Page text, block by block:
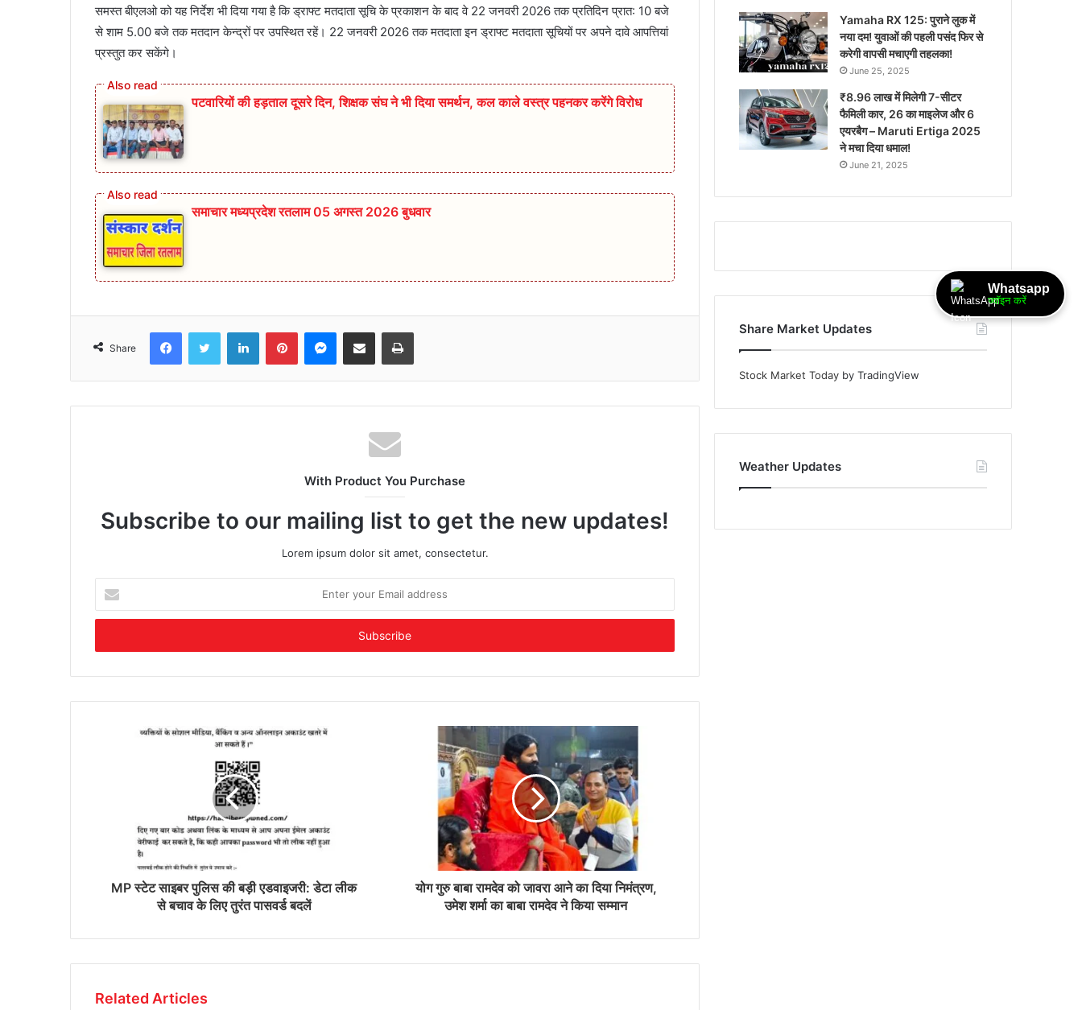
समस्त बीएलओ को यह निर्देश भी दिया गया है कि ड्राफ्ट मतदाता सूचि के प्रकाशन के बाद वे 22 जनवरी 2026 तक प्रतिदिन प्रात: 10 बजे
से शाम 5.00 बजे तक मतदान केन्द्रों पर उपस्थित रहें। 22 जनवरी 2026 तक मतदाता इन ड्राफ्ट मतदाता सूचियों पर अपने दावे आपत्तियां
प्रस्तुत कर सकेंगे।
पटवारियों की हड़ताल दूसरे दिन, शिक्षक संघ ने भी दिया समर्थन, कल काले वस्त्र पहनकर करेंगे विरोध
समाचार मध्यप्रदेश रतलाम 05 अगस्त 2026 बुधवार
Share
FacebookTwitter LinkedInPinterestMessenger
Share via Email Print
With Product You Purchase
Subscribe to our mailing list to get the new updates!
Lorem ipsum dolor sit amet, consectetur.
your
Email
MP स्टेट साइबर पुलिस की बड़ी एडवाइजरी: डेटा लीक
से बचाव के लिए तुरंत पासवर्ड बदलें
योग गुरु बाबा रामदेव को जावरा आने का दिया निमंत्रण,
उमेश शर्मा का बाबा रामदेव ने किया सम्मान
Related Articles
Yamaha RX 125: पुराने लुक में
नया दम! युवाओं की पहली पसंद फिर से
करेगी वापसी मचाएगी तहलका!
June 25, 2025
₹8.96 लाख में मिलेगी 7-सीटर
फैमिली कार, 26 का माइलेज और 6
एयरबैग – Maruti Ertiga 2025
ने मचा दिया धमाल!
June 21, 2025
Share Market Updates
Stock Market Today by TradingView
Weather Updates
Whatsapp
ज्वॉइन करें